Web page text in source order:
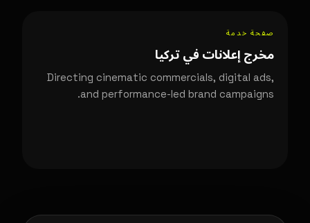
صفحة خدمة
مخرج إعلانات في تركيا
Directing cinematic commercials, digital ads,
and performance-led brand campaigns.